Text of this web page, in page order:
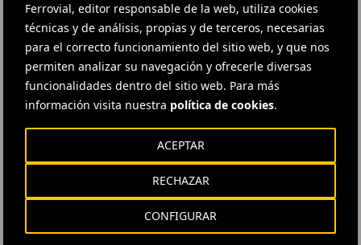
Ferrovial, editor responsable de la web, utiliza cookies
técnicas y de análisis, propias y de terceros, necesarias
para el correcto funcionamiento del sitio web, y que nos
permiten analizar su navegación y ofrecerle diversas
funcionalidades dentro del sitio web. Para más
información visita nuestra política de cookies.
CONFIGURAR
RECHAZAR
ACEPTAR
produce en el contexto delPlan de Innovación para el
transporte y las infraestructurascon el que el Ministerio
de Fomento promueve el liderazgo internacional de
España en las infraestructuras inteligentes, eficientes y
sostenibles, situando al usuario final en el centro de la
actividad. Para su desarrollo se han identificadocuatro
: la experiencia del usuario; las
plataformas inteligentes; las rutas inteligentes; y la
estructuran, a su vez, en22 líneas estratégicas
concretan en70 iniciativas. El importe estimado de la